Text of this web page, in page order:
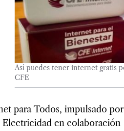
Así puedes tener internet gratis
CFE
para Todos, impulsado por
en colaboración